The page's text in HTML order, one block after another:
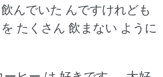
んでいた んですけれども
たくさん 飲まない ように